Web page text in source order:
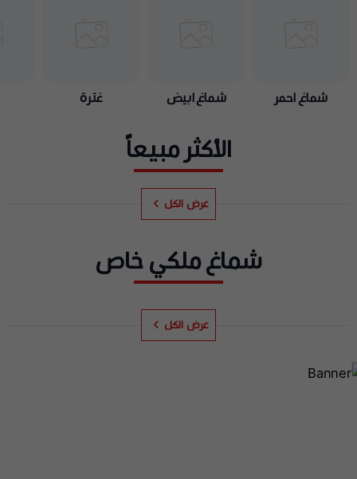
شماغ احمر شماغ ابيض غترة
الأكثر مبيعاً
عرض الكل
شماغ ملكي خاص
عرض الكل